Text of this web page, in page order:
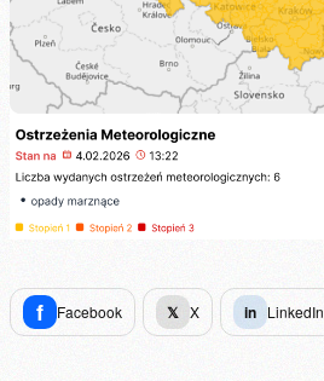
f Facebook 𝕏 X in LinkedIn